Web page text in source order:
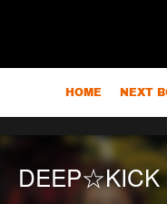
HOME NEXT
RANKING
DEEP☆KICK